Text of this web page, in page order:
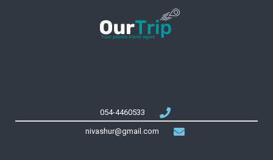
054-4460533
nivashur@gmail.com